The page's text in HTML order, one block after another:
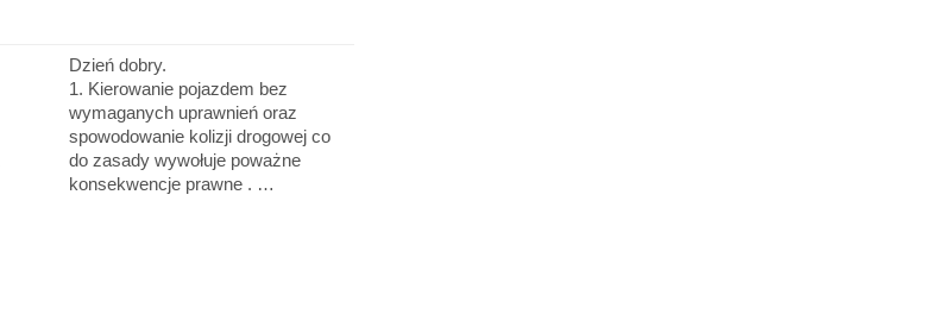
Dzień dobry.
1. Kierowanie pojazdem bez
wymaganych uprawnień oraz
spowodowanie kolizji drogowej co
do zasady wywołuje poważne
konsekwencje prawne . …